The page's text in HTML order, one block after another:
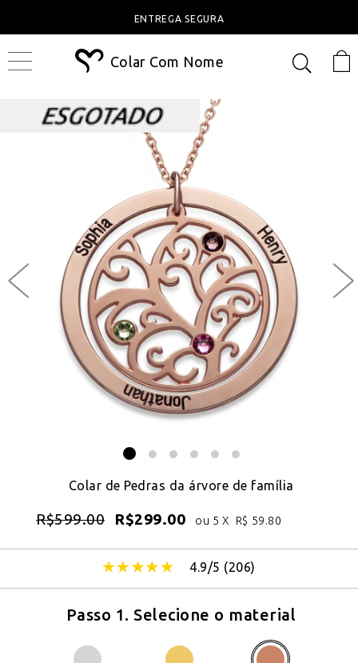
ENTREGA SEGURA
Colar Com Nome
Colar de Pedras da árvore de família
R$599.00 R$299.00 ou 5 X R$ 59.80
4.9/5 (206)
Passo 1. Selecione o material